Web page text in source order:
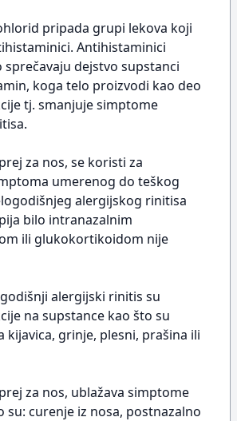
pripada grupi lekova koji
Antihistaminici
dejstvo supstanci
koga telo proizvodi kao deo
tj. smanjuje simptome
za nos, se koristi za
umerenog do teškog
alergijskog rinitisa
bilo intranazalnim
ili glukokortikoidom nije
alergijski rinitis su
na supstance kao što su
kijavica, grinje, plesni, prašina ili
za nos, ublažava simptome
su: curenje iz nosa, postnazalno